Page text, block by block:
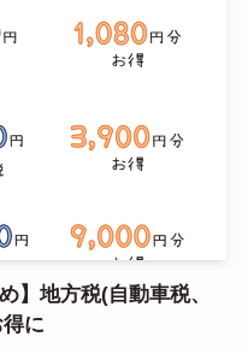
】地方税(自動車税、
に